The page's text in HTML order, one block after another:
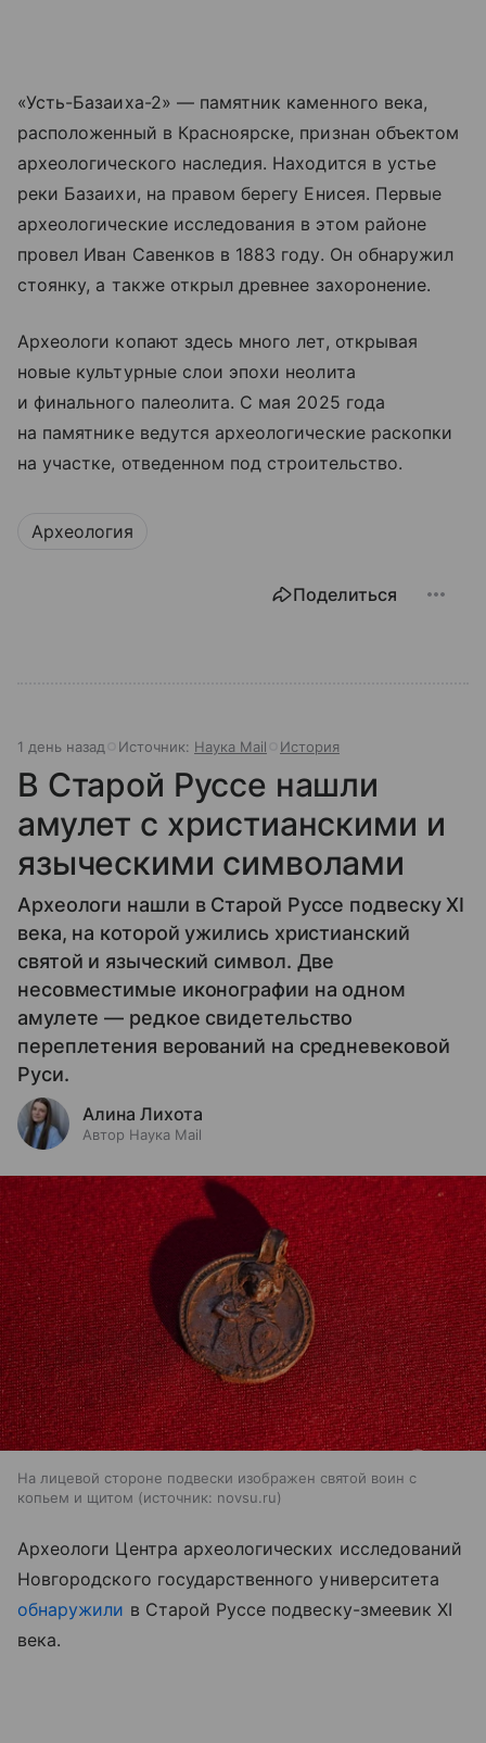
«Усть-Базаиха-2» — памятник каменного века,
расположенный в Красноярске, признан объектом
археологического наследия. Находится в устье
реки Базаихи, на правом берегу Енисея. Первые
археологические исследования в этом районе
провел Иван Савенков в 1883 году. Он обнаружил
стоянку, а также открыл древнее захоронение.
Археологи копают здесь много лет, открывая
новые культурные слои эпохи неолита
и финального палеолита. С мая 2025 года
на памятнике ведутся археологические раскопки
на участке, отведенном под строительство.
Археология
Поделиться
1 день назад Источник: Наука Mail История
В Старой Руссе нашли
амулет с христианскими и
языческими символами
Археологи нашли в Старой Руссе подвеску XI
века, на которой ужились христианский
святой и языческий символ. Две
несовместимые иконографии на одном
амулете — редкое свидетельство
переплетения верований на средневековой
Руси.
Алина Лихота
Автор Наука Mail
На лицевой стороне подвески изображен святой воин с
копьем и щитом
источник: novsu.ru
Археологи Центра археологических исследований
Новгородского государственного университета
обнаружили в Старой Руссе подвеску-змеевик XI
века.